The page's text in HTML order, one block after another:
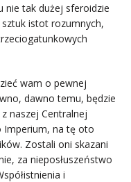
nie tak dużej sferoidzie
istot rozumnych,
wam o pewnej
dawno temu, będzie
naszej Centralnej
Imperium, na tę oto
Zostali oni skazani
za nieposłuszeństwo
i